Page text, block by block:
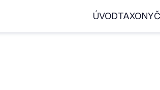
ÚVODTAXONY